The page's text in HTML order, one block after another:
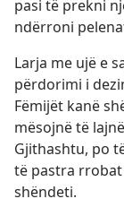
pasi të prekni
ndërroni
Larja me ujë e
përdorimi i
Fëmijët kanë
mësojnë të
Gjithashtu, po
të pastra rrobat
shëndeti.